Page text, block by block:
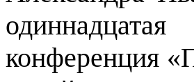
конференция